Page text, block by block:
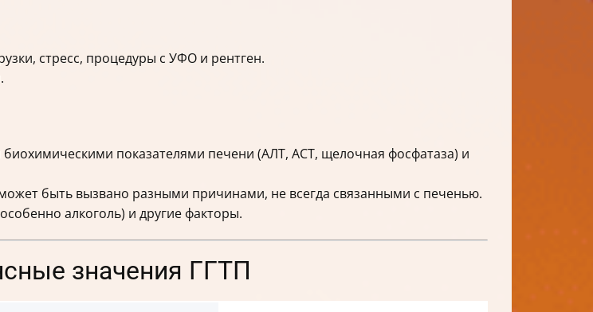
стресс, процедуры с УФО и рентген.
показателями печени (АЛТ, АСТ, щелочная фосфатаза) и
быть вызвано разными причинами, не всегда связанными с печенью.
алкоголь) и другие факторы.
значения ГГТП